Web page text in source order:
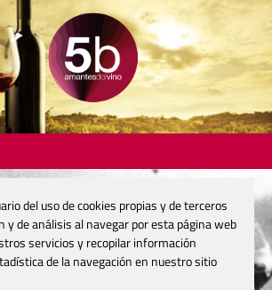
del uso de cookies propias y de terceros
y de análisis al navegar por esta página web
servicios y recopilar información
de la navegación en nuestro sitio